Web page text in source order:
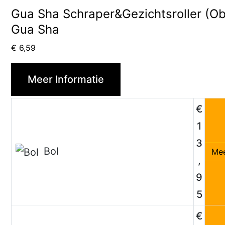
Gua Sha Schraper&Gezichtsroller
Gua Sha
€ 6,59
Meer Informatie
Bol
€
1
3
,
9
5
€